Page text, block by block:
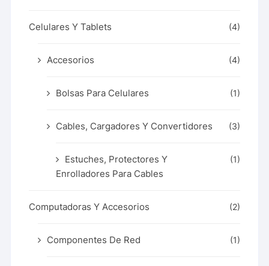
Celulares Y Tablets (4)
Accesorios (4)
Bolsas Para Celulares (1)
Cables, Cargadores Y Convertidores (3)
Estuches, Protectores Y
Enrolladores Para Cables
(1)
Computadoras Y Accesorios (2)
Componentes De Red (1)